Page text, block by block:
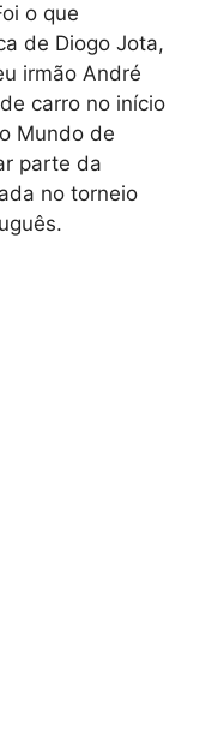
o que
de Diogo Jota,
irmão André
carro no início
Mundo de
parte da
no torneio